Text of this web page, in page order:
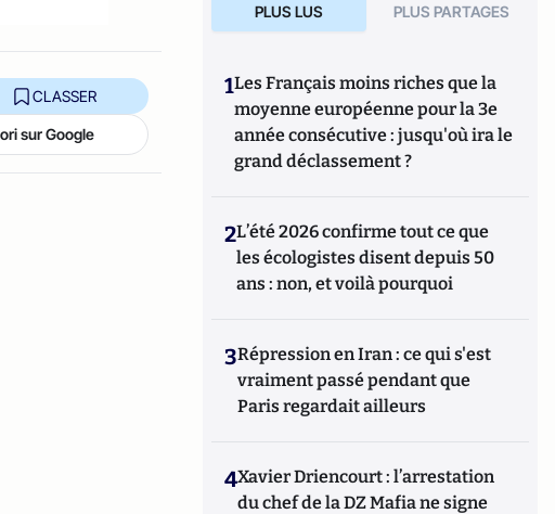
CLASSER
sur Google
PLUS LUS PLUS PARTAGES
1Les Français moins riches que la
moyenne européenne pour la 3e
année consécutive : jusqu'où ira le
grand déclassement ?
2L’été 2026 confirme tout ce que
les écologistes disent depuis 50
ans : non, et voilà pourquoi
3Répression en Iran : ce qui s'est
vraiment passé pendant que
Paris regardait ailleurs
4Xavier Driencourt : l’arrestation
du chef de la DZ Mafia ne signe